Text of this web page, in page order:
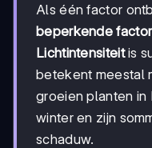
Als één factor
beperkende factor
Lichtintensiteitis
betekent meestal
groeien planten in
winter en zijn
schaduw.